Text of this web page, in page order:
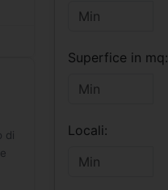
di
Superfice in mq:
Locali: